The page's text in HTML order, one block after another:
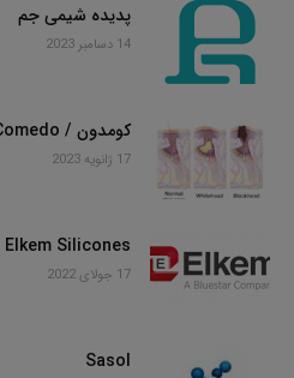
پدیده شیمی جم
14 دسامبر 2023
کومدون / Comedo
17 ژانویه 2023
Elkem Silicones
17 جولای 2022
Sasol